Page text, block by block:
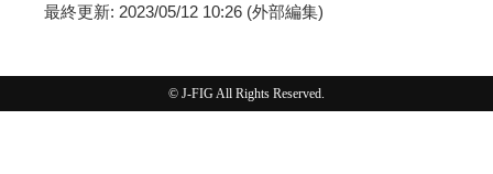
最終更新: 2023/05/12 10:26 (外部編集)
© J-FIG All Rights Reserved.